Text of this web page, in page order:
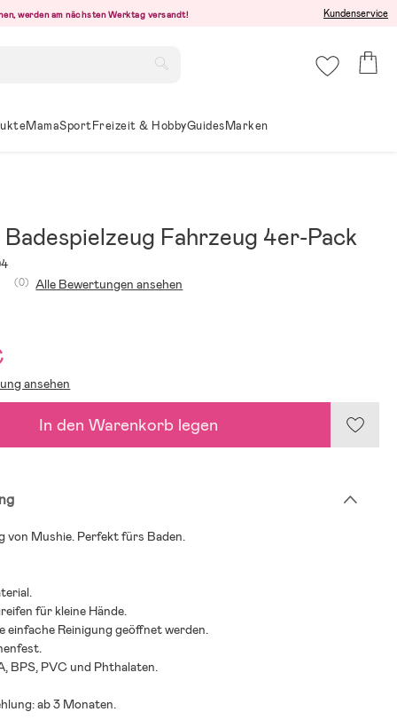
werden am nächsten Werktag versandt! Kundenservice
MamaSportFreizeit & HobbyGuidesMarken
Badespielzeug Fahrzeug 4er-Pack
(0) Alle Bewertungen ansehen
ansehen
In den Warenkorb legen
von Mushie. Perfekt fürs Baden.
für kleine Hände.
einfache Reinigung geöffnet werden.
BPS, PVC und Phthalaten.
ab 3 Monaten.